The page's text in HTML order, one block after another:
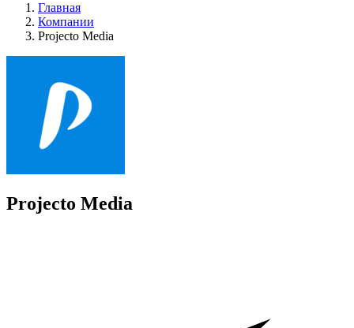
Главная
Компании
Projecto Media
Projecto Media